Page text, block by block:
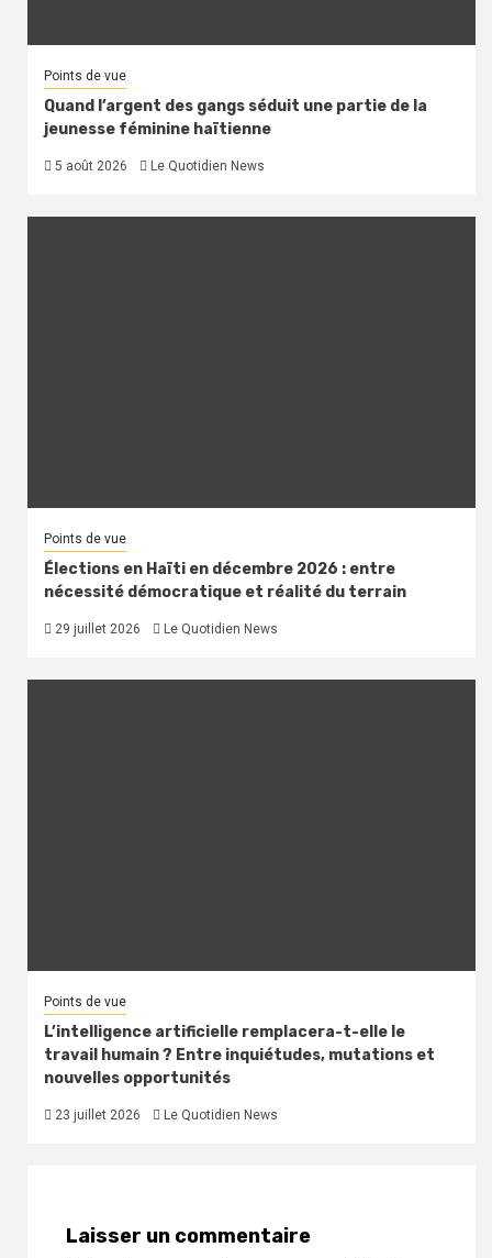
Points de vue
Quand l’argent des gangs séduit une partie de la
jeunesse féminine haïtienne
5 août 2026 Le Quotidien News
Points de vue
Élections en Haïti en décembre 2026 : entre
nécessité démocratique et réalité du terrain
29 juillet 2026 Le Quotidien News
Points de vue
L’intelligence artificielle remplacera-t-elle le
travail humain ? Entre inquiétudes, mutations et
nouvelles opportunités
23 juillet 2026 Le Quotidien News
Laisser un commentaire